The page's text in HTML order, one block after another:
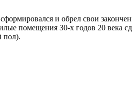
и обрел свои
помещения 30-х годов 20 века
пол).